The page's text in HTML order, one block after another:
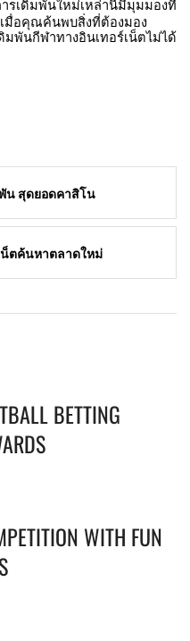
รเดิมพันใหม่เหล่านี้มีมุมมองที่
มื่อคุณค้นพบสิ่งที่ต้องมอง
มพันกีฬาทางอินเทอร์เน็ตไม่ได้
น สุดยอดคาสิโน
ตค้นหาตลาดใหม่
BETTING
WITH FUN